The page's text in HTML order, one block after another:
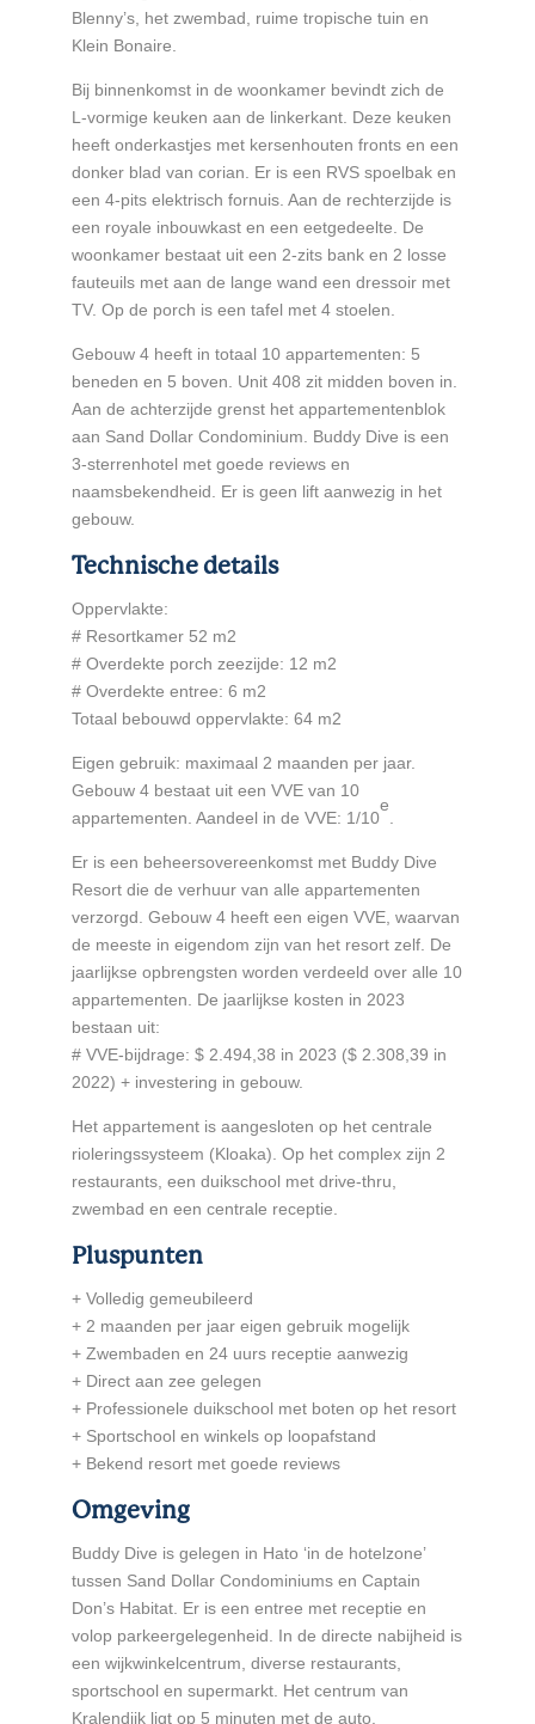
Blenny’s, het zwembad, ruime tropische tuin en
Klein Bonaire.
Bij binnenkomst in de woonkamer bevindt zich de
L-vormige keuken aan de linkerkant. Deze keuken
heeft onderkastjes met kersenhouten fronts en een
donker blad van corian. Er is een RVS spoelbak en
een 4-pits elektrisch fornuis. Aan de rechterzijde is
een royale inbouwkast en een eetgedeelte. De
woonkamer bestaat uit een 2-zits bank en 2 losse
fauteuils met aan de lange wand een dressoir met
TV. Op de porch is een tafel met 4 stoelen.
Gebouw 4 heeft in totaal 10 appartementen: 5
beneden en 5 boven. Unit 408 zit midden boven in.
Aan de achterzijde grenst het appartementenblok
aan Sand Dollar Condominium. Buddy Dive is een
3-sterrenhotel met goede reviews en
naamsbekendheid. Er is geen lift aanwezig in het
gebouw.
Technische details
Oppervlakte:
# Resortkamer 52 m2
# Overdekte porch zeezijde: 12 m2
# Overdekte entree: 6 m2
Totaal bebouwd oppervlakte: 64 m2
Eigen gebruik: maximaal 2 maanden per jaar.
Gebouw 4 bestaat uit een VVE van 10
appartementen. Aandeel in de VVE: 1/10
e
Er is een beheersovereenkomst met Buddy Dive
Resort die de verhuur van alle appartementen
verzorgd. Gebouw 4 heeft een eigen VVE, waarvan
de meeste in eigendom zijn van het resort zelf. De
jaarlijkse opbrengsten worden verdeeld over alle 10
appartementen. De jaarlijkse kosten in 2023
bestaan uit:
# VVE-bijdrage: $ 2.494,38 in 2023 ($ 2.308,39 in
2022) + investering in gebouw.
Het appartement is aangesloten op het centrale
rioleringssysteem (Kloaka). Op het complex zijn 2
restaurants, een duikschool met drive-thru,
zwembad en een centrale receptie.
Pluspunten
+ Volledig gemeubileerd
+ 2 maanden per jaar eigen gebruik mogelijk
+ Zwembaden en 24 uurs receptie aanwezig
+ Direct aan zee gelegen
+ Professionele duikschool met boten op het resort
+ Sportschool en winkels op loopafstand
+ Bekend resort met goede reviews
Omgeving
Buddy Dive is gelegen in Hato ‘in de hotelzone’
tussen Sand Dollar Condominiums en Captain
Don’s Habitat. Er is een entree met receptie en
volop parkeergelegenheid. In de directe nabijheid is
een wijkwinkelcentrum, diverse restaurants,
sportschool en supermarkt. Het centrum van
Kralendijk ligt op 5 minuten met de auto.